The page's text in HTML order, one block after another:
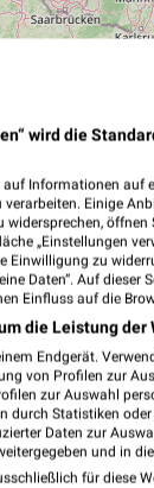
Bohnsdorf
Uhr |
- Eidelstedt
49
wird die
Informationen auf
Einige
öffnen
„Einstellungen
Einwilligung zu
Daten“. Auf
Einfluss auf die
die Leistung
Endgerät.
von Profilen zur
zur Auswahl
durch Statistiken
Daten zur
und in
für diese